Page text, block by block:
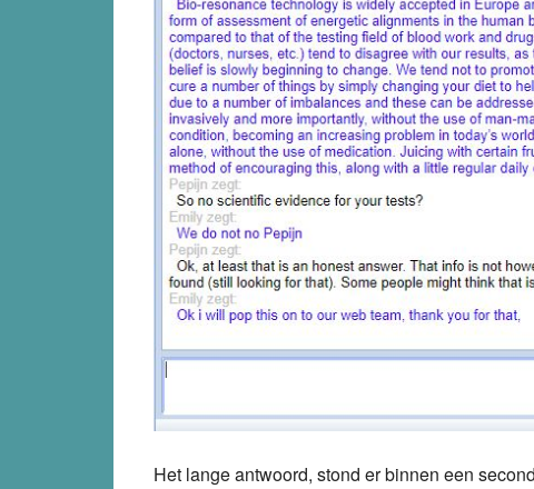
Het lange antwoord, stond er binnen een